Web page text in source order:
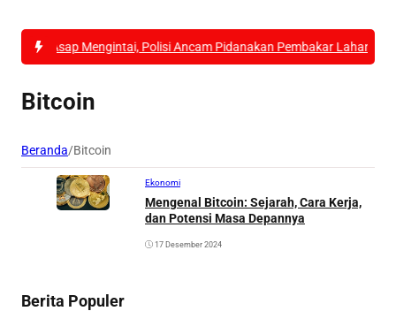
Asap Mengintai, Polisi Ancam Pidanakan Pembakar Lahan di Kubu
Bitcoin
Beranda/Bitcoin
Ekonomi
Mengenal Bitcoin: Sejarah, Cara Kerja,
dan Potensi Masa Depannya
17 Desember 2024
Berita Populer